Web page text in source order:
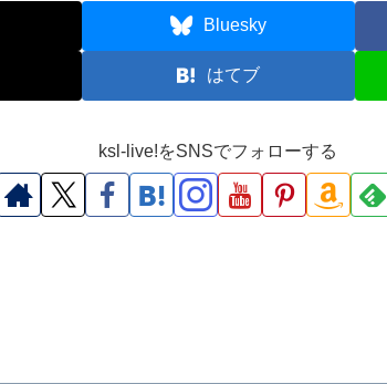
Bluesky
はてブ
ksl-live!をSNSでフォローする